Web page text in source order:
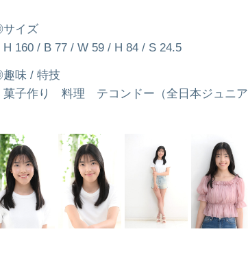
サイズ
H 160 / B 77 / W 59 / H 84 / S 24.5
趣味 / 特技
菓子作り 料理 テコンドー（全日本ジュニア